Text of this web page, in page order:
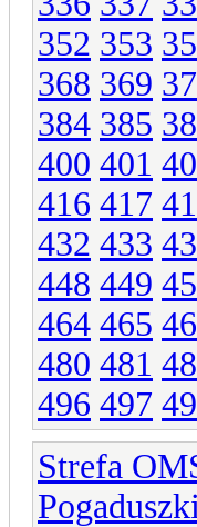
352 353
368 369
384 385
400 401
416 417
432 433
448 449
464 465
480 481
496 497
Strefa
Pogaduszki